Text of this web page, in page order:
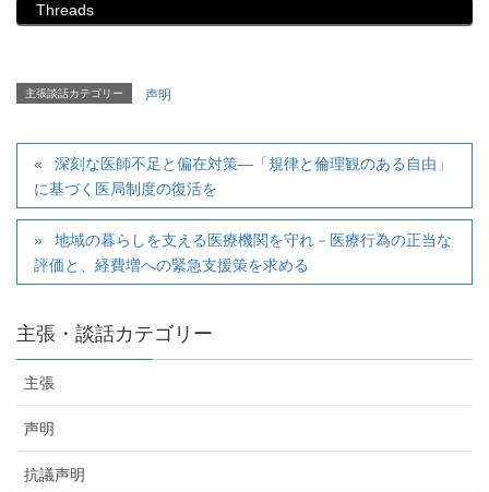
Threads
主張談話カテゴリー 声明
深刻な医師不足と偏在対策―「規律と倫理観のある自由」
に基づく医局制度の復活を
地域の暮らしを支える医療機関を守れ－医療行為の正当な
評価と、経費増への緊急支援策を求める
主張・談話カテゴリー
主張
声明
抗議声明